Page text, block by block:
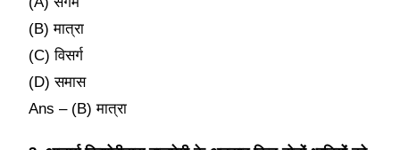
(B) मात्रा
(C) विसर्ग
(D) समास
Ans – (B) मात्रा